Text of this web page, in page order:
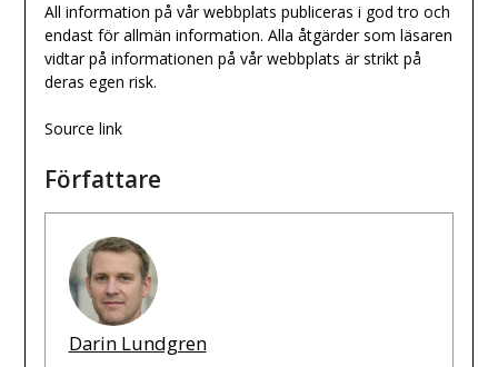
All information på vår webbplats publiceras i god tro och
endast för allmän information. Alla åtgärder som läsaren
vidtar på informationen på vår webbplats är strikt på
deras egen risk.
Source link
Författare
Darin Lundgren